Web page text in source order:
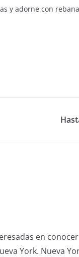
y adorne con
en
York. Nueva